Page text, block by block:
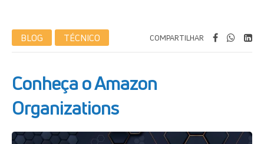
BLOG TÉCNICO COMPARTILHAR
Conheça o Amazon
Organizations